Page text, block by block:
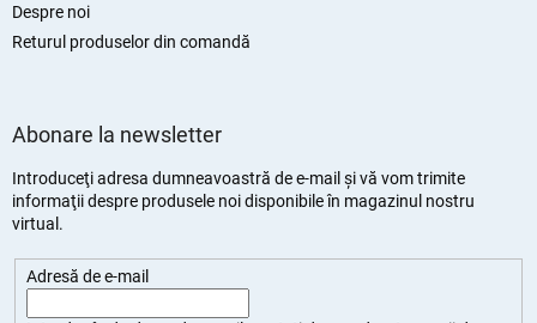
Despre noi
Returul produselor din comandă
Abonare la newsletter
Introduceţi adresa dumneavoastră de e-mail şi vă vom trimite
informaţii despre produsele noi disponibile în magazinul nostru
virtual.
Adresă de e-mail